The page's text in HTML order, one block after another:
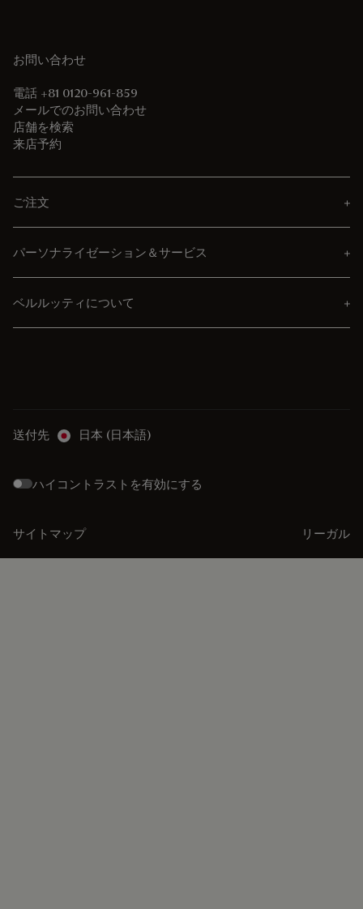
お問い合わせ
電話 +81 0120-961-859
メールでのお問い合わせ
店舗を検索
来店予約
ご注文
パーソナライゼーション＆サービス
ベルルッティについて
送付先 日本 (日本語)
ハイコントラストを有効にする
サイトマップ リーガル